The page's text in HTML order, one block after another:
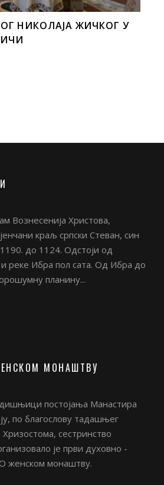
НИКОЛАЈА ЖИЧКОГ У
Вознесенија Христова,
краљ српски Стеван, син
до 1124. Одстоји од
реке Ибра пол сата. Од Ибра до
планину...
МОНАШТВУ
постојања Манастира
по благослову тадашњег
Хризостома, сестринство
је први духовно -
женском монаштву.